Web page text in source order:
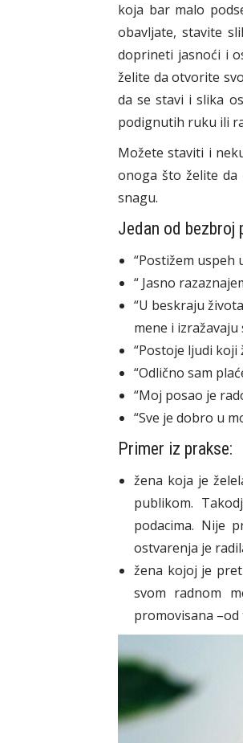
koja bar malo
obavljate, stavite
doprineti jasnoći i
želite da otvorite
da se stavi i slika
podignutih ruku ili
Možete staviti i
onoga što želite da
snagu.
Jedan od bezbroj
“Postižem uspeh
“ Jasno
“U beskraju
mene i
“Postoje ljudi koji
“Odlično sam
“Moj posao je
“Sve je dobro u
Primer iz prakse:
žena koja je
publikom.
podacima. Nije
ostvarenja je
žena kojoj je
svom radnom
promovisana –od